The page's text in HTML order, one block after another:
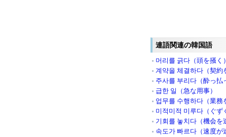
連語関連の韓国語
머리를 긁다（頭を掻く）
계약을 체결하다（契約
주사를 부리다（酔っ払
급한 일（急な用事）
업무를 수행하다（業務
미적미적 미루다（ぐず
기회를 놓치다（機会を
속도가 빠르다（速度が